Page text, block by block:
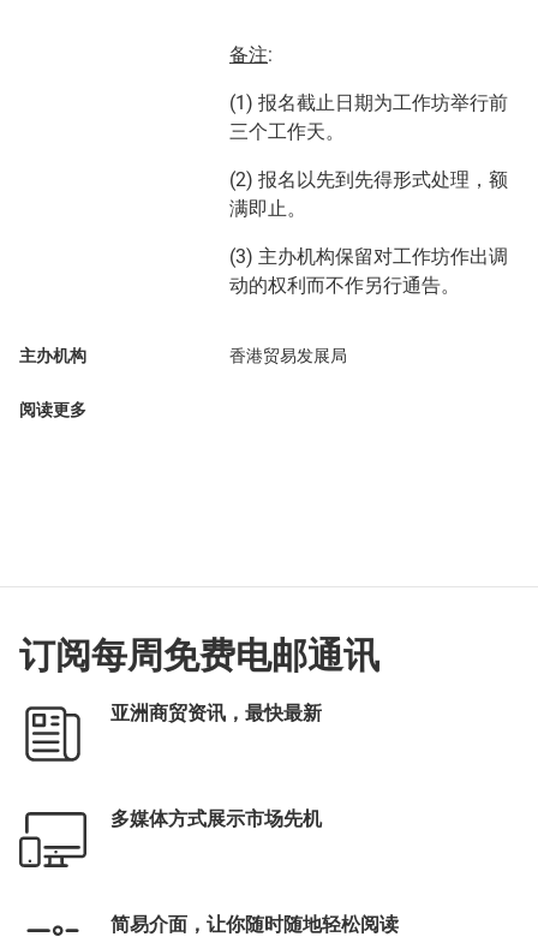
备注:
(1) 报名截止日期为工作坊举行前
三个工作天。
(2) 报名以先到先得形式处理，额
满即止。
(3) 主办机构保留对工作坊作出调
动的权利而不作另行通告。
主办机构 香港贸易发展局
阅读更多
订阅每周免费电邮通讯
亚洲商贸资讯，最快最新
多媒体方式展示市场先机
简易介面，让你随时随地轻松阅读